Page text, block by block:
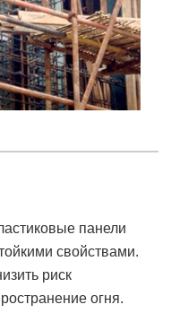
панели
свойствами.
риск
огня.